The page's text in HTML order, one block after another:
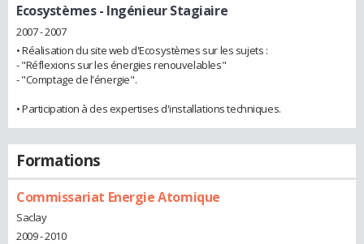
Ecosystèmes- Ingénieur Stagiaire
2007 - 2007
• Réalisation du site web d'Ecosystèmes sur les sujets :
- "Réflexions sur les énergies renouvelables"
- "Comptage de l'énergie".
• Participation à des expertises d'installations techniques.
Formations
Commissariat Energie Atomique
Saclay
2009 - 2010